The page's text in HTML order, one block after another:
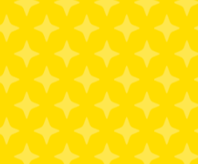
MORE